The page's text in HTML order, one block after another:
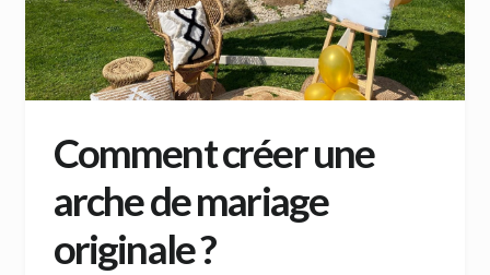
Comment créer une
arche de mariage
originale ?